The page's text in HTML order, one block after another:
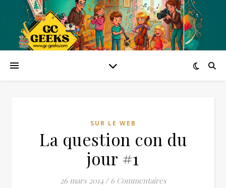
SUR LE WEB
La question con du
jour #1
26 mars 2014 / 6 Commentaires